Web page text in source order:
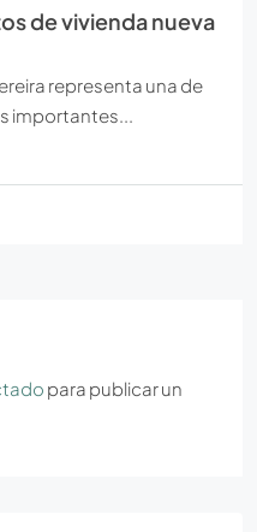
de vivienda nueva
representa una de
importantes...
para publicar un